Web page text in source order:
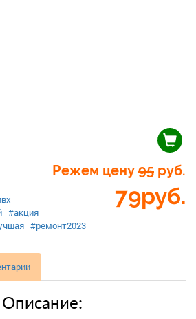
Режем цену 95 руб.
79руб.
#акция
#ремонт2023
Описание: